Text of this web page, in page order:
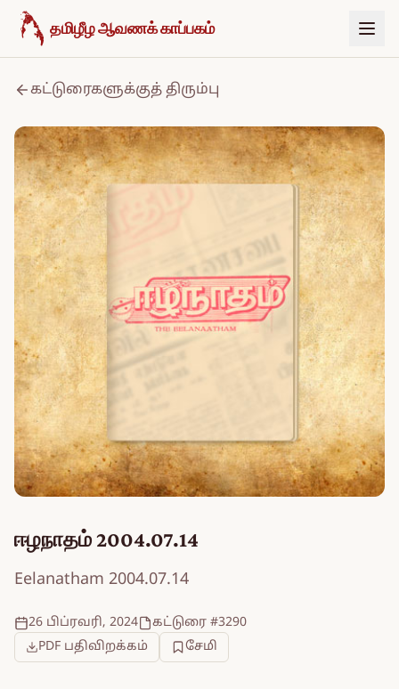
உள்ளடக்கத்திற்குச் செல்க
தமிழீழ ஆவணக் காப்பகம்
கட்டுரைகளுக்குத் திரும்பு
ஈழநாதம் 2004.07.14
Eelanatham 2004.07.14
26 பிப்ரவரி, 2024
கட்டுரை #3290
PDF பதிவிறக்கம்
சேமி